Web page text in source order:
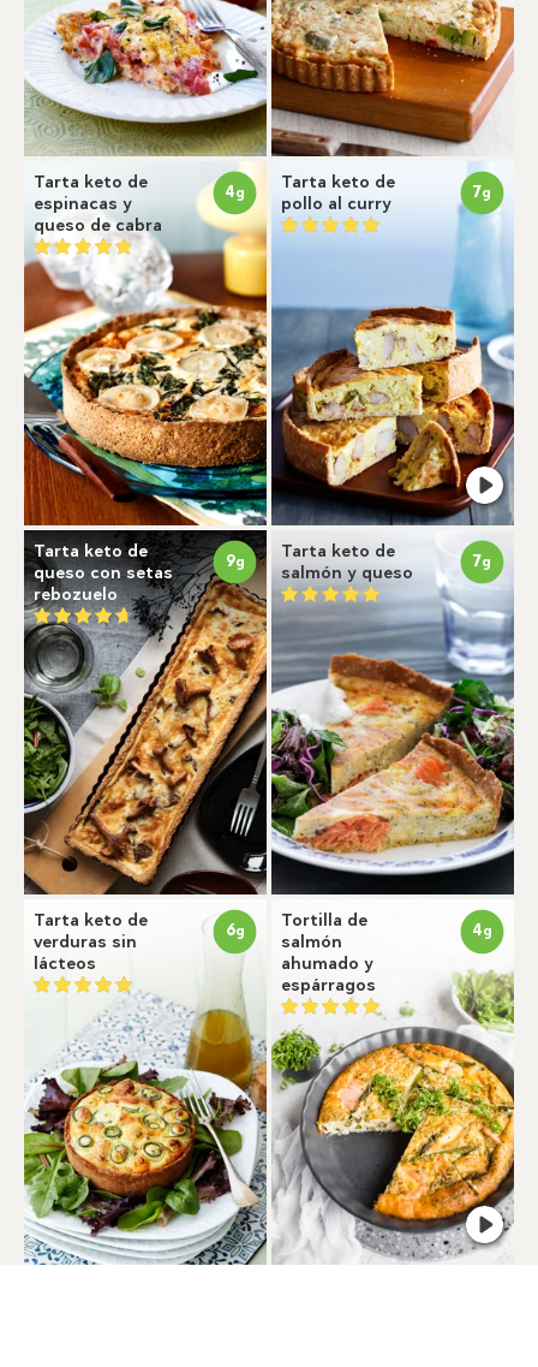
Tarta keto de
espinacas y
queso de cabra
4g
Tarta keto de
pollo al curry
7g
Tarta keto de
queso con setas
rebozuelo
9g
Tarta keto de
salmón y queso
7g
Tarta keto de
verduras sin
lácteos
6g
Tortilla de
salmón
ahumado y
espárragos
4g